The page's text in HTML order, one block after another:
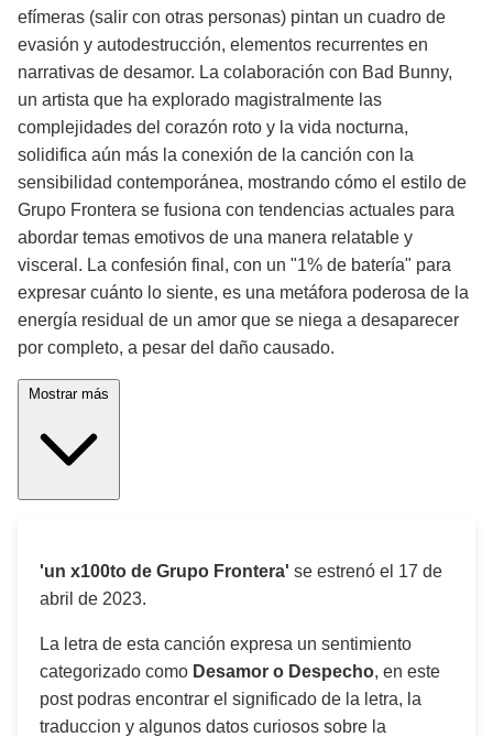
efímeras (salir con otras personas) pintan un cuadro de
evasión y autodestrucción, elementos recurrentes en
narrativas de desamor. La colaboración con Bad Bunny,
un artista que ha explorado magistralmente las
complejidades del corazón roto y la vida nocturna,
solidifica aún más la conexión de la canción con la
sensibilidad contemporánea, mostrando cómo el estilo de
Grupo Frontera se fusiona con tendencias actuales para
abordar temas emotivos de una manera relatable y
visceral. La confesión final, con un "1% de batería" para
expresar cuánto lo siente, es una metáfora poderosa de la
energía residual de un amor que se niega a desaparecer
por completo, a pesar del daño causado.
'un x100to de Grupo Frontera' se estrenó el 17 de
abril de 2023.
La letra de esta canción expresa un sentimiento
categorizado como Desamor o Despecho, en este
post podras encontrar el significado de la letra, la
traduccion y algunos datos curiosos sobre la